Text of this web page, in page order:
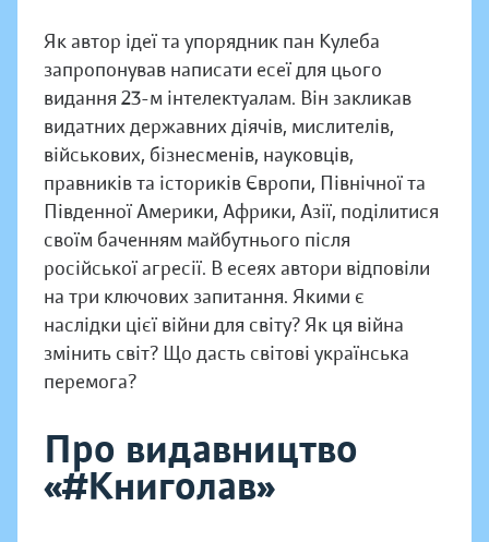
Як автор ідеї та упорядник пан Кулеба
запропонував написати есеї для цього
видання 23-м інтелектуалам. Він закликав
видатних державних діячів, мислителів,
військових, бізнесменів, науковців,
правників та істориків Європи, Північної та
Південної Америки, Африки, Азії, поділитися
своїм баченням майбутнього після
російської агресії. В есеях автори відповіли
на три ключових запитання. Якими є
наслідки цієї війни для світу? Як ця війна
змінить світ? Що дасть світові українська
перемога?
Про видавництво
«#Книголав»